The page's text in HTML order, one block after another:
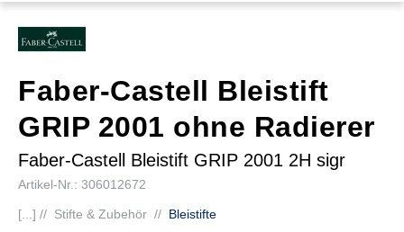
Faber-Castell Bleistift
GRIP 2001 ohne Radierer
Faber-Castell Bleistift GRIP 2001 2H sigr
Artikel-Nr.: 306012672
[...] // Stifte & Zubehör // Bleistifte